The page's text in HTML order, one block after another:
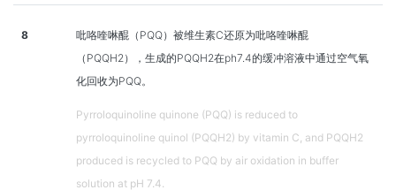
8
吡咯喹啉醌（PQQ）被维生素C还原为吡咯喹啉醌
（PQQH2），生成的PQQH2在ph7.4的缓冲溶液中通过空气氧
化回收为PQQ。
Pyrroloquinoline quinone (PQQ) is reduced to
pyrroloquinoline quinol (PQQH2) by vitamin C, and PQQH2
produced is recycled to PQQ by air oxidation in buffer
solution at pH 7.4.